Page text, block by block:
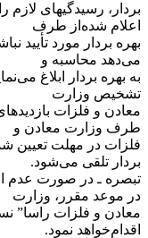
بردار، رسیدگیهای
اعلام شده‌از طرف
بهره بردار مورد تأیید
می‌دهد محاسبه و
به بهره بردار ابلاغ
تشخیص وزارت
معادن و فلزات
طرف وزارت معادن و
فلزات در مهلت تعیین
بردار تلقی می‌شود.
‌تبصره ـ در صورت عدم
در موعد مقرر، وزارت
معادن و فلزات راسا”
اقدام‌خواهد نمود.